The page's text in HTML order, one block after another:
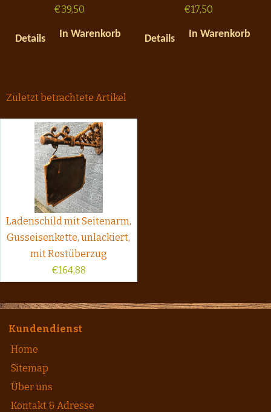
€39,50
Details In Warenkorb
€17,50
Details In Warenkorb
Zuletzt betrachtete Artikel
Ladenschild mit Seitenarm,
Gusseisenkette, unlackiert,
mit Rostüberzug
€164,88
Kundendienst
Home
Sitemap
Über uns
Kontakt & Adresse